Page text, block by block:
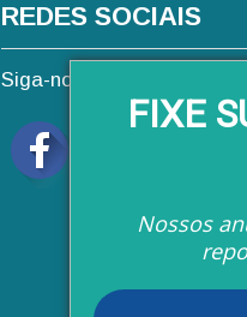
FIXE
Nossos
REDES SOCIAIS
Siga-nos nas redes sociais